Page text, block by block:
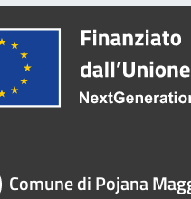
Comune di Pojana